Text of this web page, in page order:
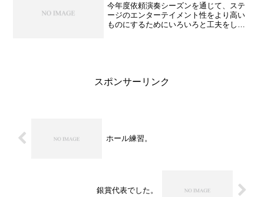
今年度依頼演奏シーズンを通じて、ステ
ージのエンターテイメント性をより高い
ものにするためにいろいろと工夫をして
スポンサーリンク
ホール練習。
銀賞代表でした。